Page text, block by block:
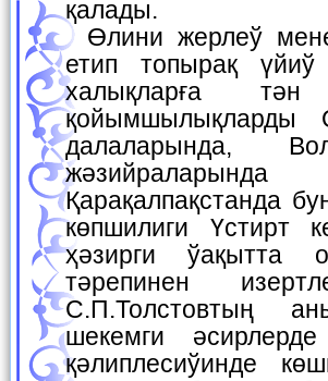
қалады.
Өлини жерлеў менен бирге, оның үстине төбешик
етип топырақ
халықларға
қойымшылықларды
далаларында,
Қарақалпақстанда
көпшилиги Үстирт
ҳәзирги ўақытта
тәрепинен
С.П.Толстовтың
шекемги
қәлиплесиўинде